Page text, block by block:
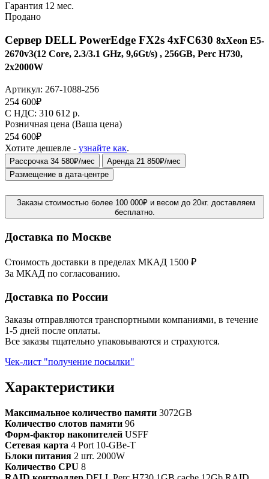
Гарантия 12 мес.
Продано
Сервер DELL PowerEdge FX2s 4xFC630 8xXeon E5-
2670v3(12 Core, 2.3/3.1 GHz, 9,6Gt/s) , 256GB, Perc H730,
2x2000W
Артикул: 267-1088-256
254 600₽
C НДС: 310 612 р.
Розничная цена (Ваша цена)
254 600₽
Хотите дешевле - узнайте как.
Рассрочка 34 580₽/мес
Аренда 21 850₽/мес
Размещение в дата-центре
Заказы стоимостью более 100 000₽ и весом до 20кг. доставляем
бесплатно.
Доставка по Москве
Стоимость доставки в пределах МКАД 1500 ₽
За МКАД по согласованию.
Доставка по России
Заказы отправляются транспортными компаниями, в течение
1-5 дней после оплаты.
Все заказы тщательно упаковываются и страхуются.
Чек-лист "получение посылки"
Характеристики
Максимальное количество памяти 3072GB
Количество слотов памяти 96
Форм-фактор накопителей USFF
Сетевая карта 4 Port 10-GBe-T
Блоки питания 2 шт. 2000W
Количество CPU 8